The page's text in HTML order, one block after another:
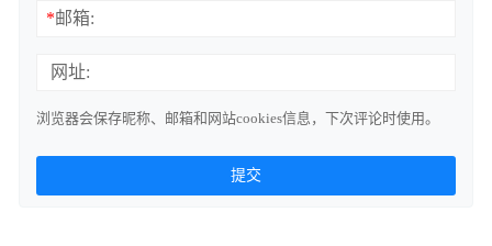
*邮箱:
网址:
浏览器会保存昵称、邮箱和网站cookies信息，下次评论时使用。